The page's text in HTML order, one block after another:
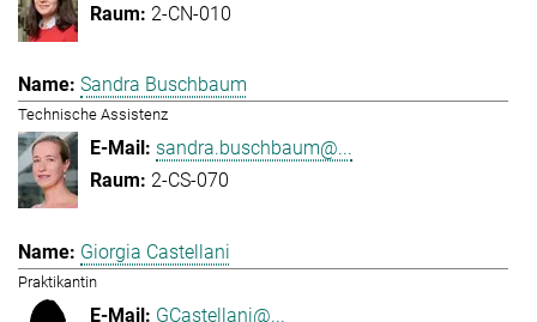
2-CN-010
Sandra Buschbaum
Technische Assistenz
sandra.buschbaum@...
2-CS-070
Giorgia Castellani
Praktikantin
GCastellani@...